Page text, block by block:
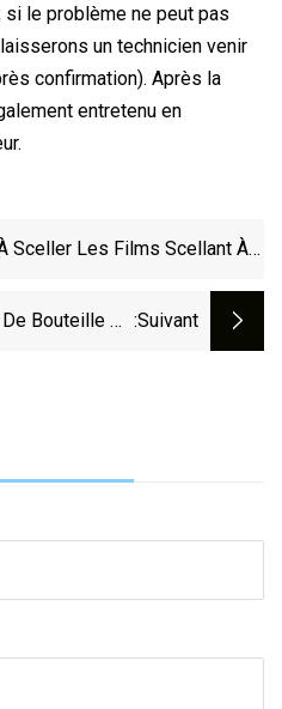
si le problème ne peut pas
un technicien venir
confirmation). Après la
entretenu en
Sceller Les Films Scellant À
De Thermoscellage Manuel
Pour Aliments Et Collations
Bouteille De :suivant